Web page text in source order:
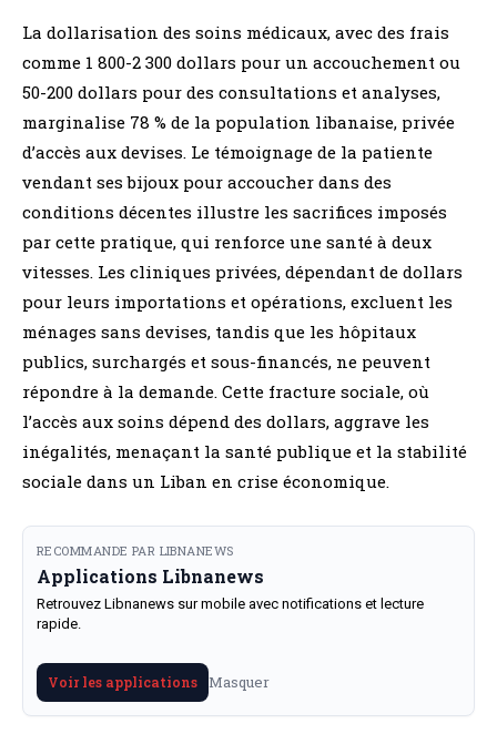
La dollarisation des soins médicaux, avec des frais
comme 1 800-2 300 dollars pour un accouchement ou
50-200 dollars pour des consultations et analyses,
marginalise 78 % de la population libanaise, privée
d’accès aux devises. Le témoignage de la patiente
vendant ses bijoux pour accoucher dans des
conditions décentes illustre les sacrifices imposés
par cette pratique, qui renforce une santé à deux
vitesses. Les cliniques privées, dépendant de dollars
pour leurs importations et opérations, excluent les
ménages sans devises, tandis que les hôpitaux
publics, surchargés et sous-financés, ne peuvent
répondre à la demande. Cette fracture sociale, où
l’accès aux soins dépend des dollars, aggrave les
inégalités, menaçant la santé publique et la stabilité
sociale dans un Liban en crise économique.
RECOMMANDE PAR LIBNANEWS
Applications Libnanews
Retrouvez Libnanews sur mobile avec notifications et lecture
rapide.
Voir les applications Masquer